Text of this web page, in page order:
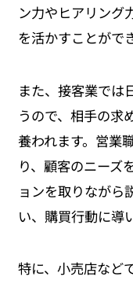
ン力やヒアリング
を活かすことがで
また、接客業では
うので、相手の求
養われます。営業
り、顧客のニーズ
ョンを取りながら
い、購買行動に導
特に、小売店など